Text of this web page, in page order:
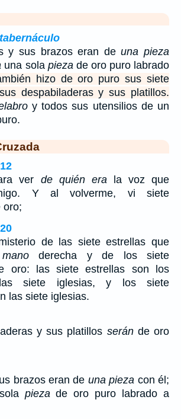
y sus brazos eran deuna pieza
una sola piezade oro puro labrado
hizo de oro puro sus siete
despabiladeras y sus platillos.
y todos sus utensilios de un
ver de quién erala voz que
Y al volverme, vi siete
oro;
de las siete estrellas que
manoderecha y de los siete
oro: las siete estrellas son los
siete iglesias, y los siete
las siete iglesias.
y sus platillos seránde oro
brazos eran de una pieza con él;
piezade oro puro labrado a